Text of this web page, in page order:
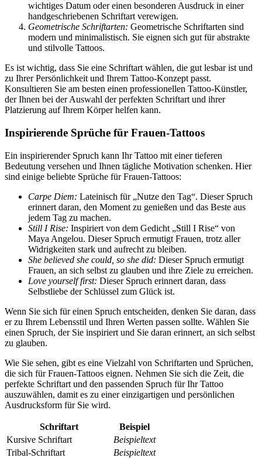
wichtiges Datum oder einen besonderen Ausdruck in einer
handgeschriebenen Schriftart verewigen.
Geometrische Schriftarten: Geometrische Schriftarten sind
modern und minimalistisch. Sie eignen sich gut für abstrakte
und stilvolle Tattoos.
Es ist wichtig, dass Sie eine Schriftart wählen, die gut lesbar ist und
zu Ihrer Persönlichkeit und Ihrem Tattoo-Konzept passt.
Konsultieren Sie am besten einen professionellen Tattoo-Künstler,
der Ihnen bei der Auswahl der perfekten Schriftart und ihrer
Platzierung auf Ihrem Körper helfen kann.
Inspirierende Sprüche für Frauen-Tattoos
Ein inspirierender Spruch kann Ihr Tattoo mit einer tieferen
Bedeutung versehen und Ihnen tägliche Motivation schenken. Hier
sind einige beliebte Sprüche für Frauen-Tattoos:
Carpe Diem: Lateinisch für „Nutze den Tag“. Dieser Spruch
erinnert daran, den Moment zu genießen und das Beste aus
jedem Tag zu machen.
Still I Rise: Inspiriert von dem Gedicht „Still I Rise“ von
Maya Angelou. Dieser Spruch ermutigt Frauen, trotz aller
Widrigkeiten stark und aufrecht zu bleiben.
She believed she could, so she did: Dieser Spruch ermutigt
Frauen, an sich selbst zu glauben und ihre Ziele zu erreichen.
Love yourself first: Dieser Spruch erinnert daran, dass
Selbstliebe der Schlüssel zum Glück ist.
Wenn Sie sich für einen Spruch entscheiden, denken Sie daran, dass
er zu Ihrem Lebensstil und Ihren Werten passen sollte. Wählen Sie
einen Spruch, der Sie inspiriert und Sie daran erinnert, an sich selbst
zu glauben.
Wie Sie sehen, gibt es eine Vielzahl von Schriftarten und Sprüchen,
die sich für Frauen-Tattoos eignen. Nehmen Sie sich die Zeit, die
perfekte Schriftart und den passenden Spruch für Ihr Tattoo
auszuwählen, damit es zu einer einzigartigen und persönlichen
Ausdrucksform für Sie wird.
Schriftart
Beispiel
Kursive Schriftart
Beispieltext
Tribal-Schriftart
Beispieltext